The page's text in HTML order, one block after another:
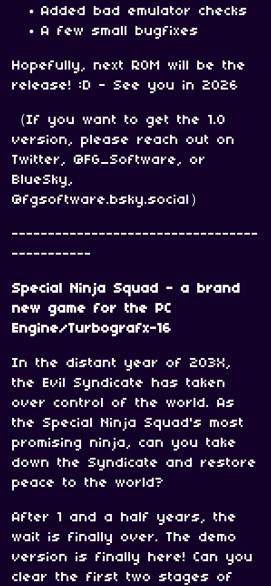
Added bad emulator checks
A few small bugfixes
Hopefully, next ROM will be the
release! :D - See you in 2026
（If you want to get the 1.0
version, please reach out on
Twitter, @FG_Software, or
BlueSky,
@fgsoftware.bsky.social）
----------------------------------
-----------
Special Ninja Squad - a brand
new game for the PC
Engine/Turbografx-16
In the distant year of 203X,
the Evil Syndicate has taken
over control of the world. As
the Special Ninja Squad's most
promising ninja, can you take
down the Syndicate and restore
peace to the world?
After 1 and a half years, the
wait is finally over. The demo
version is finally here! Can you
clear the first two stages of